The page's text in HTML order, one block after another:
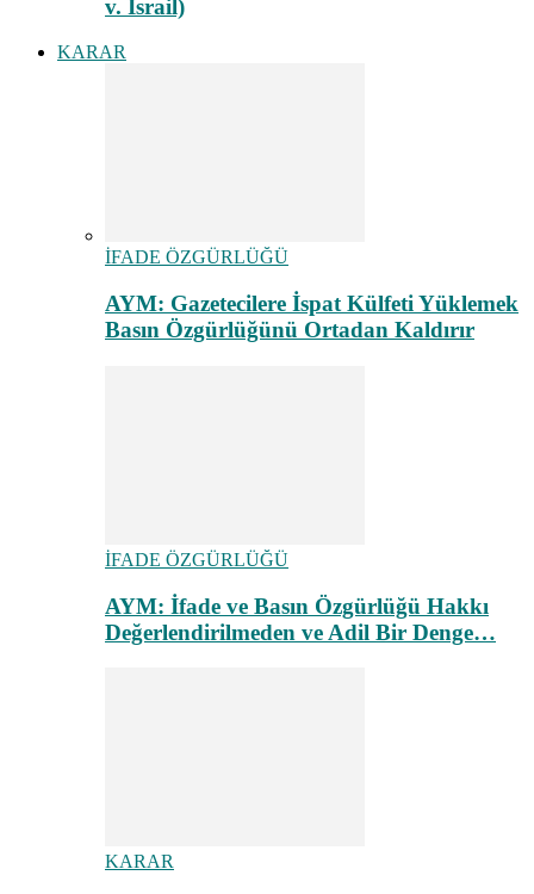
v. İsrail)
KARAR
İFADE ÖZGÜRLÜĞÜ
AYM: Gazetecilere İspat Külfeti Yüklemek
Basın Özgürlüğünü Ortadan Kaldırır
İFADE ÖZGÜRLÜĞÜ
AYM: İfade ve Basın Özgürlüğü Hakkı
Değerlendirilmeden ve Adil Bir Denge…
KARAR